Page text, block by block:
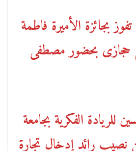
بجائزة الأميرة فاطمة
حجازى بحضور مصطفى
الفكرية بجامعة
نصيب رائد إدخال تجارة